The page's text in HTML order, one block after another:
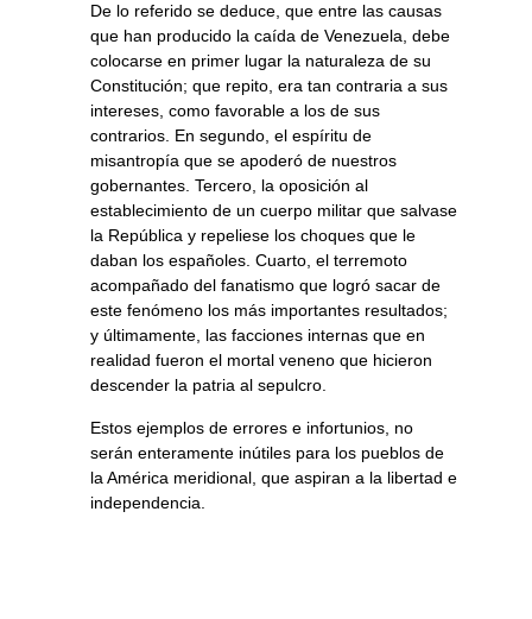
De lo referido se deduce, que entre las causas
que han producido la caída de Venezuela, debe
colocarse en primer lugar la naturaleza de su
Constitución; que repito, era tan contraria a sus
intereses, como favorable a los de sus
contrarios. En segundo, el espíritu de
misantropía que se apoderó de nuestros
gobernantes. Tercero, la oposición al
establecimiento de un cuerpo militar que salvase
la República y repeliese los choques que le
daban los españoles. Cuarto, el terremoto
acompañado del fanatismo que logró sacar de
este fenómeno los más importantes resultados;
y últimamente, las facciones internas que en
realidad fueron el mortal veneno que hicieron
descender la patria al sepulcro.
Estos ejemplos de errores e infortunios, no
serán enteramente inútiles para los pueblos de
la América meridional, que aspiran a la libertad e
independencia.